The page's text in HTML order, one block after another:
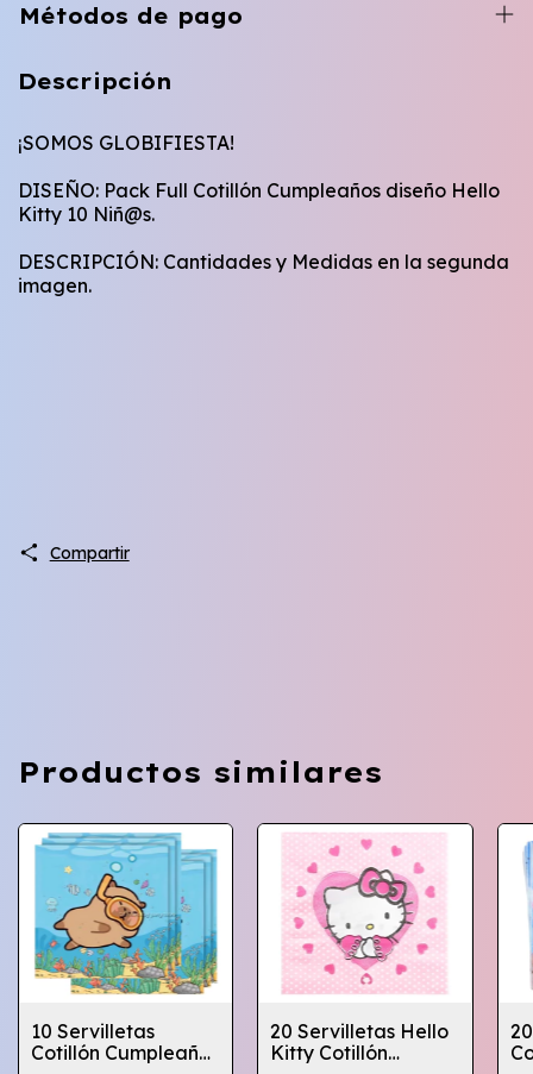
Métodos de pago
Descripción
¡SOMOS GLOBIFIESTA!
DISEÑO: Pack Full Cotillón Cumpleaños diseño Hello
Kitty 10 Niñ@s.
DESCRIPCIÓN: Cantidades y Medidas en la segunda
imagen.
Compartir
Productos similares
10 Servilletas
Cotillón Cumpleaños
20 Servilletas Hello
Kitty Cotillón